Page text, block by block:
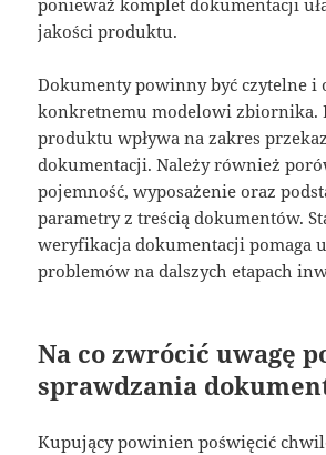
ponieważ komplet dokumentacji
jakości produktu.
Dokumenty powinny być czytelne i
konkretnemu modelowi zbiornika.
produktu wpływa na zakres
dokumentacji. Należy również
pojemność, wyposażenie oraz
parametry z treścią dokumentów.
weryfikacja dokumentacji pomaga
problemów na dalszych etapach
Na co zwrócić uwagę
sprawdzania
Kupujący powinien poświęcić